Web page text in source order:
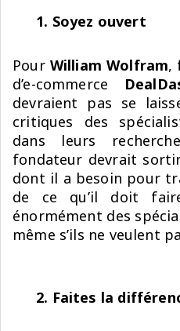
1. Soyez ouvert
Pour William Wolfram,
d’e-commerce
devraient pas se
critiques des
dans leurs
fondateur devrait sortir
dont il a besoin pour
de ce qu’il doit
énormément des
même s’ils ne veulent
2. Faites la